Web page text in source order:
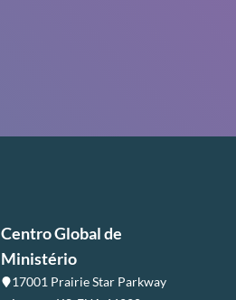
Centro Global de
Ministério
17001 Prairie Star Parkway